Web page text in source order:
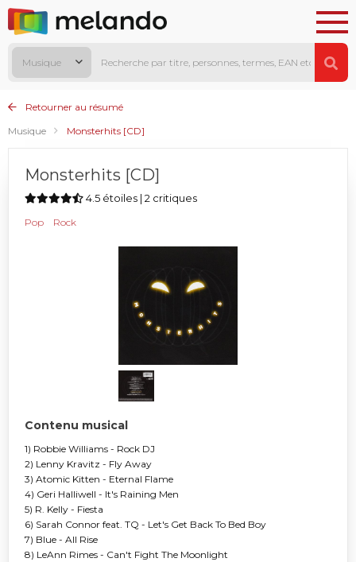
Musique
Retourner au résumé
Musique
Monsterhits [CD]
Monsterhits [CD]
4.5 étoiles | 2 critiques
Pop Rock
Contenu musical
1) Robbie Williams - Rock DJ
2) Lenny Kravitz - Fly Away
3) Atomic Kitten - Eternal Flame
4) Geri Halliwell - It's Raining Men
5) R. Kelly - Fiesta
6) Sarah Connor feat. TQ - Let's Get Back To Bed Boy
7) Blue - All Rise
8) LeAnn Rimes - Can't Fight The Moonlight